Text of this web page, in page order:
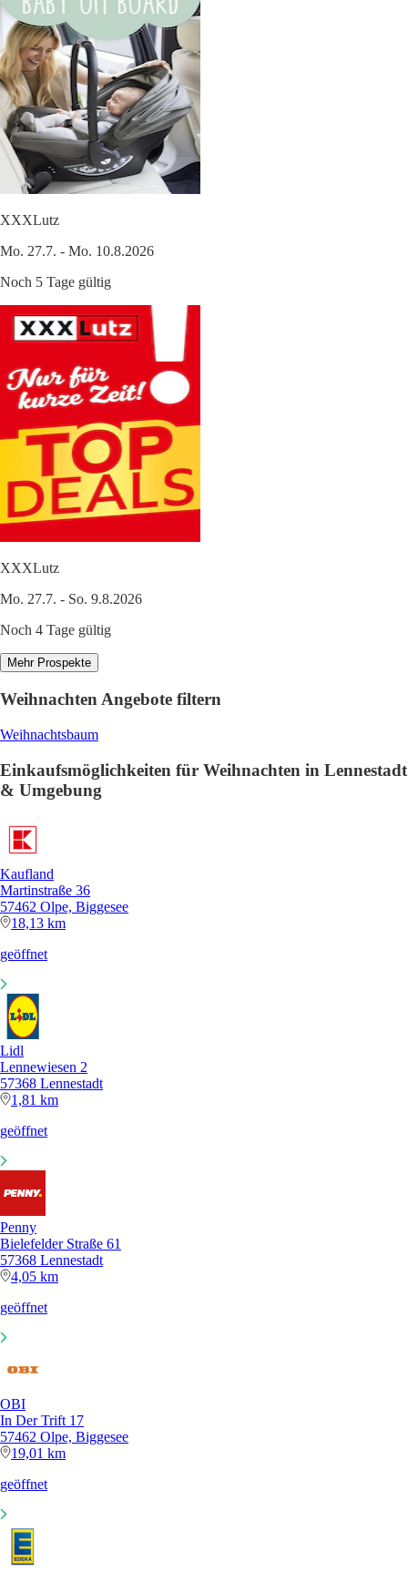
XXXLutz
Mo. 27.7. - Mo. 10.8.2026
Noch 5 Tage gültig
XXXLutz
Mo. 27.7. - So. 9.8.2026
Noch 4 Tage gültig
Mehr Prospekte
Weihnachten Angebote filtern
Weihnachtsbaum
Einkaufsmöglichkeiten für Weihnachten in Lennestadt
& Umgebung
Kaufland
Martinstraße 36
57462 Olpe, Biggesee
18,13 km
geöffnet
Lidl
Lennewiesen 2
57368 Lennestadt
1,81 km
geöffnet
Penny
Bielefelder Straße 61
57368 Lennestadt
4,05 km
geöffnet
OBI
In Der Trift 17
57462 Olpe, Biggesee
19,01 km
geöffnet